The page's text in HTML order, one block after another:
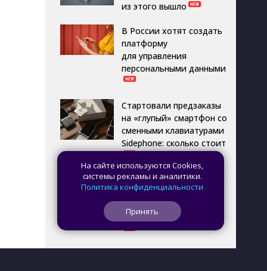
из этого вышло
В России хотят создать
платформу
для управления
персональными данными
Стартовали предзаказы
на «глупый» смартфон со
сменными клавиатурами
Sidephone: сколько стоит
Рекламу в ChatGPT чаще
видят пользователи
с более низким уровнем
дохода — исследование
На сайте используются Cookies,
системы рекламы и аналитики.
Политика конфиденциальности
Принять